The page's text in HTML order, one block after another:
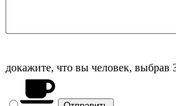
докажите, что вы человек, выбрав